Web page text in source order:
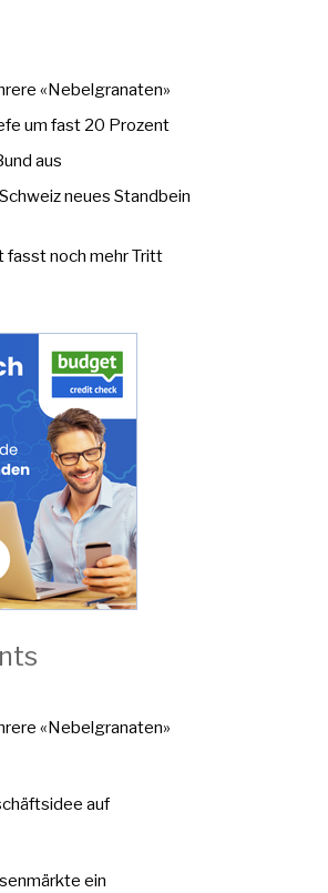
«Nebelgranaten»
um fast 20 Prozent
aus
neues Standbein
fasst noch mehr Tritt
«Nebelgranaten»
auf
ein